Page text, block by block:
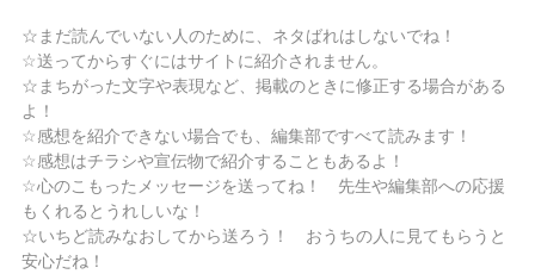
☆まだ読んでいない人のために、ネタばれはしないでね！
☆送ってからすぐにはサイトに紹介されません。
☆まちがった文字や表現など、掲載のときに修正する場合がある
よ！
☆感想を紹介できない場合でも、編集部ですべて読みます！
☆感想はチラシや宣伝物で紹介することもあるよ！
☆心のこもったメッセージを送ってね！ 先生や編集部への応援
もくれるとうれしいな！
☆いちど読みなおしてから送ろう！ おうちの人に見てもらうと
安心だね！